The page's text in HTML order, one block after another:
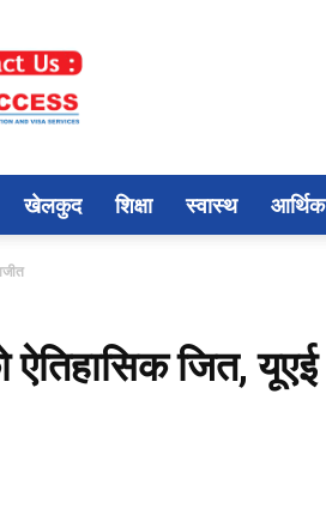
खेलकुद शिक्षा स्वास्थ आर्थिक
ऐतिहासिक जित, यूएई